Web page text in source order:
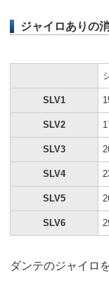
ジャイロありの
SLV1
SLV2
SLV3
SLV4
SLV5
SLV6
ダンテのジャイロ